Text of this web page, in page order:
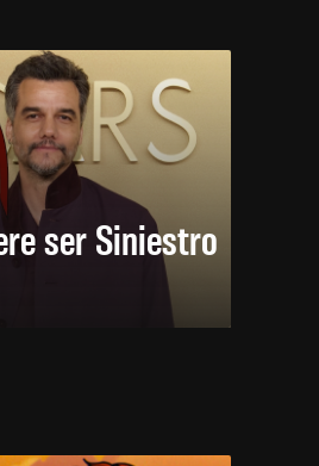
ser Siniestro